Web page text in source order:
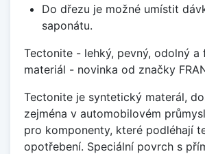
Do dřezu je možné umístit
saponátu.
Tectonite - lehký, pevný, odolný a
materiál - novinka od značky
Tectonite je syntetický materál,
zejména v automobilovém
pro komponenty, které podléhají
opotřebení. Speciální povrch s